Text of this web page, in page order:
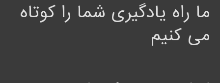
ما راه یادگیری شما را کوتاه
می کنیم